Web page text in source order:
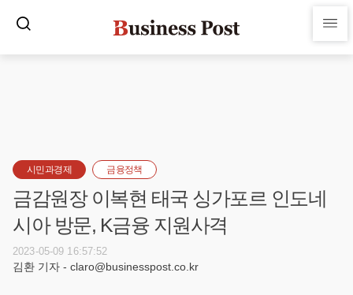
시민과경제 금융정책
금감원장 이복현 태국 싱가포르 인도네
시아 방문, K금융 지원사격
2023-05-09 16:57:52
김환 기자 - claro@businesspost.co.kr